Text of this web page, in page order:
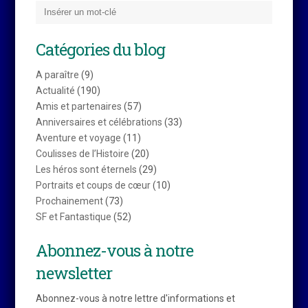
Catégories du blog
A paraître (9)
Actualité (190)
Amis et partenaires (57)
Anniversaires et célébrations (33)
Aventure et voyage (11)
Coulisses de l’Histoire (20)
Les héros sont éternels (29)
Portraits et coups de cœur(10)
Prochainement(73)
SF et Fantastique (52)
Abonnez-vous à notre
newsletter
Abonnez-vous à notre lettre d'informations et